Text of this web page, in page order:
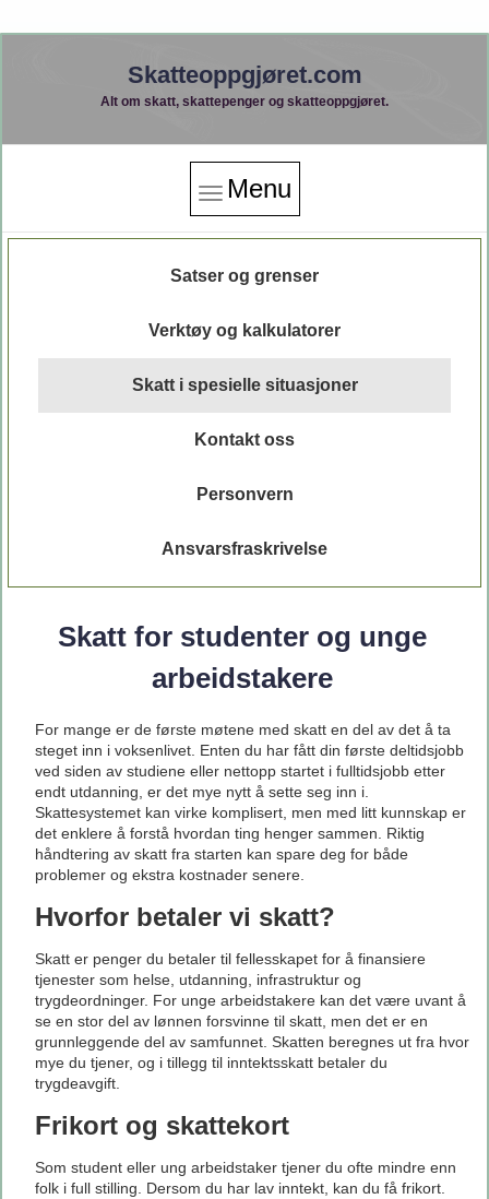
Skatteoppgjøret.com
Alt om skatt, skattepenger og skatteoppgjøret.
Menu
Satser og grenser
Verktøy og kalkulatorer
Skatt i spesielle situasjoner
Kontakt oss
Personvern
Ansvarsfraskrivelse
Skatt for studenter og unge
arbeidstakere
For mange er de første møtene med skatt en del av det å ta
steget inn i voksenlivet. Enten du har fått din første deltidsjobb
ved siden av studiene eller nettopp startet i fulltidsjobb etter
endt utdanning, er det mye nytt å sette seg inn i.
Skattesystemet kan virke komplisert, men med litt kunnskap er
det enklere å forstå hvordan ting henger sammen. Riktig
håndtering av skatt fra starten kan spare deg for både
problemer og ekstra kostnader senere.
Hvorfor betaler vi skatt?
Skatt er penger du betaler til fellesskapet for å finansiere
tjenester som helse, utdanning, infrastruktur og
trygdeordninger. For unge arbeidstakere kan det være uvant å
se en stor del av lønnen forsvinne til skatt, men det er en
grunnleggende del av samfunnet. Skatten beregnes ut fra hvor
mye du tjener, og i tillegg til inntektsskatt betaler du
trygdeavgift.
Frikort og skattekort
Som student eller ung arbeidstaker tjener du ofte mindre enn
folk i full stilling. Dersom du har lav inntekt, kan du få frikort.